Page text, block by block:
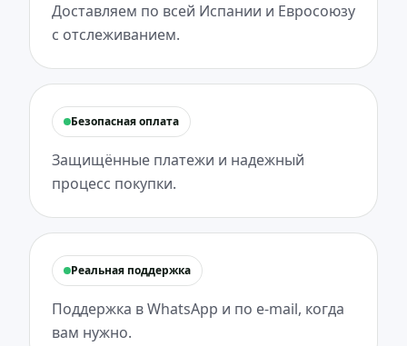
Доставляем по всей Испании и Евросоюзу
с отслеживанием.
Безопасная оплата
Защищённые платежи и надежный
процесс покупки.
Реальная поддержка
Поддержка в WhatsApp и по e-mail, когда
вам нужно.